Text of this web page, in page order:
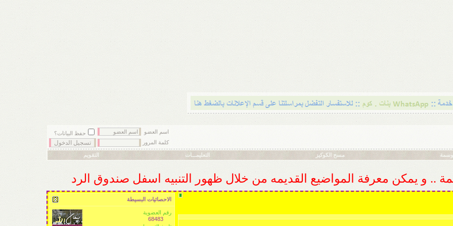
اسم العضو
حفظ البيانات؟
كلمة المرور
مسح الكوكيز التعليمـــات التقويم
.. و يمكن معرفة المواضيع القديمه من خلال ظهور التنبيه اسفل صندوق الرد
الاحصائيات البسيطة
رقم العضوية
68483